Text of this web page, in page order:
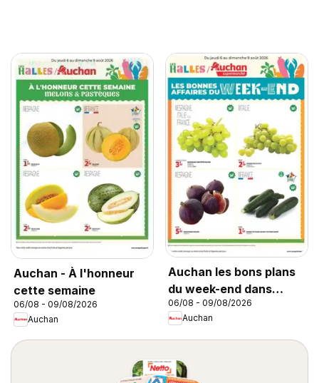
Auchan - À l'honneur
cette semaine
06/08 - 09/08/2026
Auchan
Auchan les bons plans
du week-end dans
votre super
06/08 - 09/08/2026
Auchan